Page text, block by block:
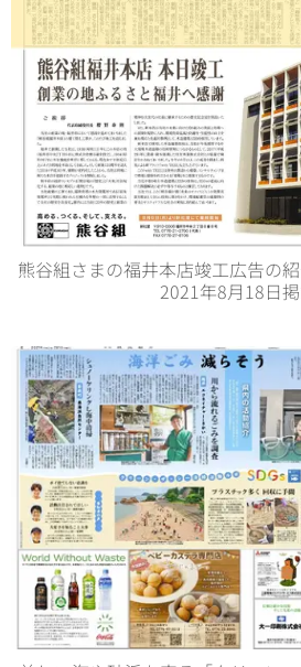
熊谷組さまの福井本店竣工広告の
2021年8月18日掲